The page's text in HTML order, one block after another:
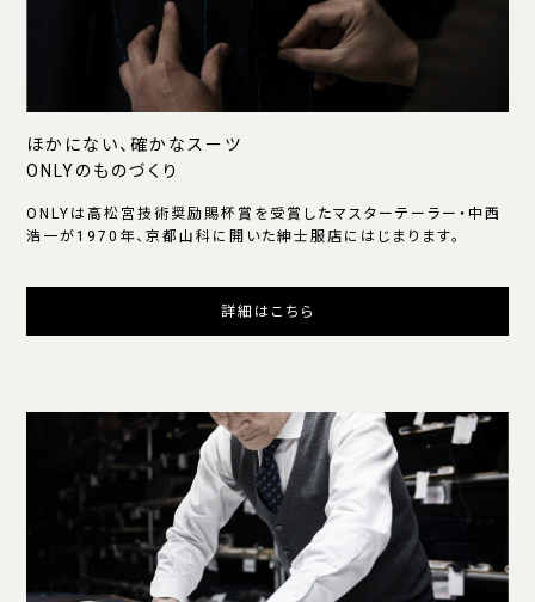
ほかにない、確かなスーツ
ONLYのものづくり
ONLYは高松宮技術奨励賜杯賞を受賞したマスターテーラー・中西
浩一が1970年、京都山科に開いた紳士服店にはじまります。
詳細はこちら